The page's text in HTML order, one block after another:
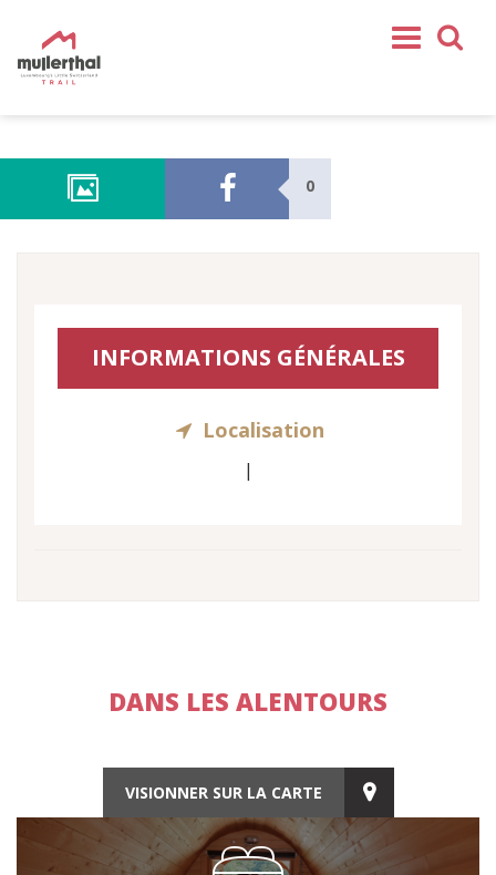
Tours
REJOIGNEZ-NOUS
0
INFORMATIONS GÉNÉRALES
Localisation
|
DANS LES ALENTOURS
VISIONNER SUR LA CARTE